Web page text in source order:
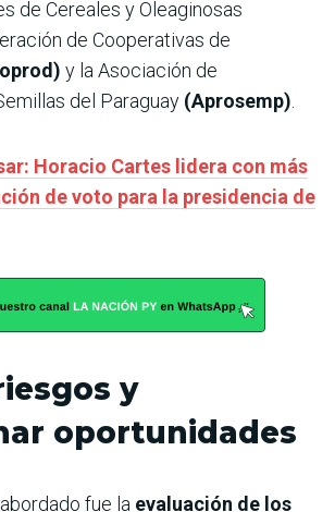
de Cereales y Oleaginosas
de Cooperativas de
y la Asociación de
del Paraguay (Aprosemp).
Horacio Cartes lidera con más
de voto para la presidencia de
y
oportunidades
fue la evaluación de los